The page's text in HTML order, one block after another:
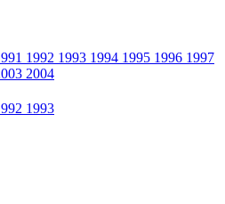
1992 1993 1994 1995 1996 1997
2004
1993